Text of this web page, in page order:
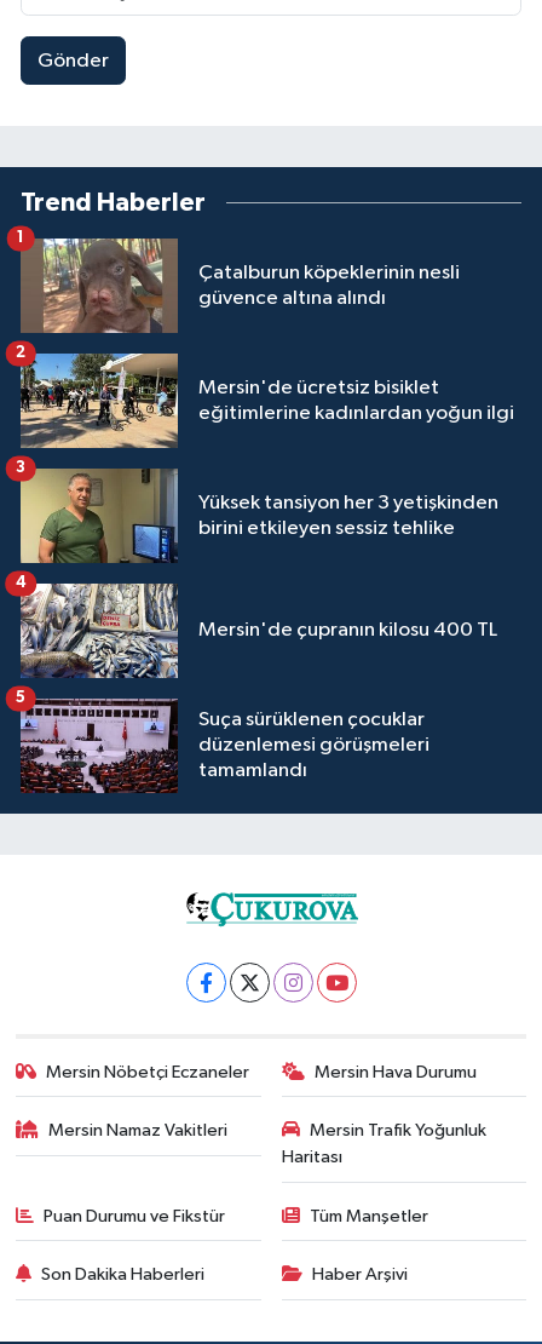
Gönder
Trend Haberler
Çatalburun köpeklerinin nesli
güvence altına alındı
1
Mersin'de ücretsiz bisiklet
eğitimlerine kadınlardan yoğun ilgi
2
Yüksek tansiyon her 3 yetişkinden
birini etkileyen sessiz tehlike
3
Mersin'de çupranın kilosu 400 TL
4
Suça sürüklenen çocuklar
düzenlemesi görüşmeleri
tamamlandı
5
Mersin Nöbetçi Eczaneler Mersin Hava Durumu
Mersin Namaz Vakitleri
Mersin Trafik Yoğunluk
Haritası
Puan Durumu ve Fikstür Tüm Manşetler
Son Dakika Haberleri Haber Arşivi